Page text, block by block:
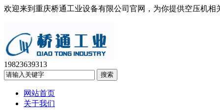
欢迎来到重庆桥通工业设备有限公司官网，为你提供空压机相
19823639313
网站首页
关于我们